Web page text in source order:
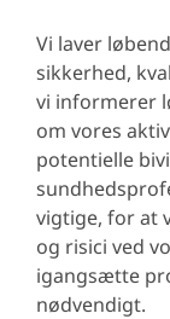
Vi laver
sikkerhed,
vi informerer
om vores
potentielle
vigtige, for at
og risici ved
igangsætte
nødvendigt.